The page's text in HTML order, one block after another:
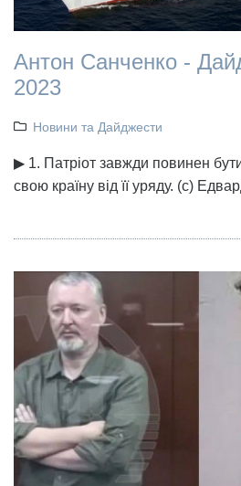
Антон Санченко -
2023
Новини та Дайджести
▶ 1. Патріот завжди повинен
свою країну від її уряду. (с)